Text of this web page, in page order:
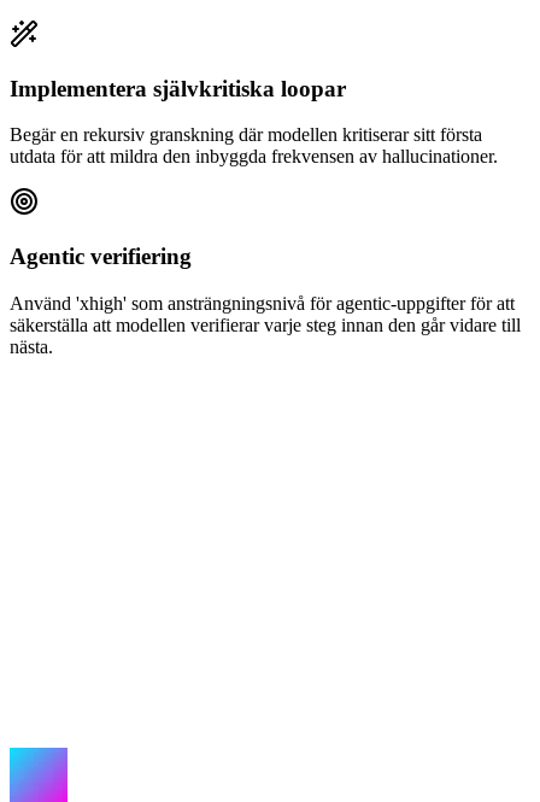
Implementera självkritiska loopar
Begär en rekursiv granskning där modellen kritiserar sitt första
utdata för att mildra den inbyggda frekvensen av hallucinationer.
Agentic verifiering
Använd 'xhigh' som ansträngningsnivå för agentic-uppgifter för att
säkerställa att modellen verifierar varje steg innan den går vidare till
nästa.